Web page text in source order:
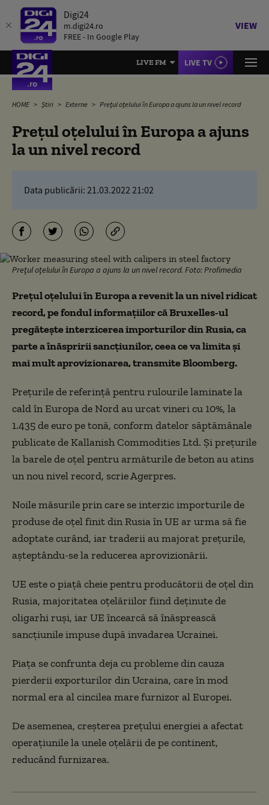
Digi24
m.digi24.ro
FREE - In Google Play
VIEW
LIVE FM LIVE TV
HOME Știri Externe Preţul oţelului în Europa a ajuns la un nivel record
Preţul oţelului în Europa a ajuns
la un nivel record
Data publicării: 21.03.2022 21:02
Preţul oţelului în Europa a ajuns la un nivel record. Foto: Profimedia
Preţul oţelului în Europa a revenit la un nivel ridicat
record, pe fondul informaţiilor că Bruxelles-ul
pregăteşte interzicerea importurilor din Rusia, ca
parte a înăspririi sancţiunilor, ceea ce va limita şi
mai mult aprovizionarea, transmite Bloomberg.
Preţurile de referinţă pentru rulourile laminate la
cald în Europa de Nord au urcat vineri cu 10%, la
1.435 de euro pe tonă, conform datelor săptămânale
publicate de Kallanish Commodities Ltd. Şi preţurile
la barele de oţel pentru armăturile de beton au atins
un nou nivel record, scrie Agerpres.
Noile măsurile prin care se interzic importurile de
produse de oţel finit din Rusia în UE ar urma să fie
adoptate curând, iar traderii au majorat preţurile,
aşteptându-se la reducerea aprovizionării.
UE este o piaţă cheie pentru producătorii de oţel din
Rusia, majoritatea oţelăriilor fiind deţinute de
oligarhi ruşi, iar UE încearcă să înăsprească
sancţiunile impuse după invadarea Ucrainei.
Piaţa se confrunta deja cu probleme din cauza
pierderii exporturilor din Ucraina, care în mod
normal era al cincilea mare furnizor al Europei.
De asemenea, creşterea preţului energiei a afectat
operaţiunile la unele oţelării de pe continent,
reducând furnizarea.